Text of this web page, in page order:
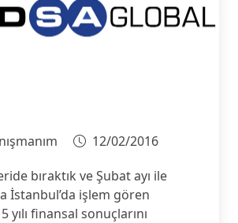
12/02/2016
bıraktık ve Şubat ayı ile
İstanbul’da işlem gören
yılı finansal sonuçlarını